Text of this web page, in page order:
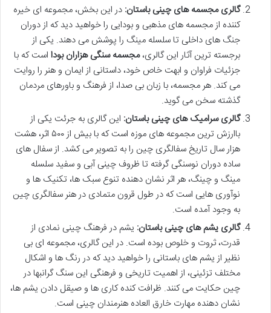
گالری مجسمه های چینی باستان: در این بخش، مجموعه ای خیره
کننده از مجسمه های مذهبی و بودایی را خواهید دید که از دوران
جنگ های داخلی تا سلسله مینگ را پوشش می دهند. یکی از
برجسته ترین آثار این گالری،مجسمه سنگی هزاران بودا است که با
جزئیات فراوان و ابهت خاص خود، داستانی از ایمان و هنر را روایت
می کند. هر مجسمه، با زبان بی صدا، از فرهنگ و باورهای مردمان
گذشته سخن می گوید.
گالری سرامیک های چینی باستان: این گالری به جرئت یکی از
باارزش ترین مجموعه های موزه است که با بیش از ۵۰۰ اثر، هشت
هزار سال تاریخ سفالگری چین را به تصویر می کشد. از سفال های
ساده دوران نوسنگی گرفته تا ظروف چینی آبی و سفید سلسله
مینگ و چینگ، هر اثر نشان دهنده تنوع سبک ها، تکنیک ها و
نوآوری هایی است که در طول قرون متمادی در هنر سفالگری چین
به وجود آمده است.
گالری یشم های چینی باستان: یشم در فرهنگ چینی نمادی از
قدرت، ثروت و خلوص بوده است. در این گالری، مجموعه ای بی
نظیر از یشم های باستانی را خواهید دید که در رنگ ها و اشکال
مختلف تزئینی، از اهمیت تاریخی و فرهنگی این سنگ گرانبها در
چین حکایت می کنند. ظرافت کنده کاری ها و صیقل دادن یشم ها،
نشان دهنده مهارت خارق العاده هنرمندان چینی است.